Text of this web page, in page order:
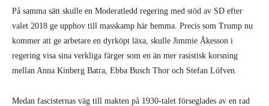
På samma sätt skulle en Moderatledd regering med stöd av SD efter
valet 2018 ge upphov till masskamp här hemma. Precis som Trump nu
kommer att ge arbetare en dyrköpt läxa, skulle Jimmie Åkesson i
regering visa sina verkliga färger som en än mer rasistisk korsning
mellan Anna Kinberg Batra, Ebba Busch Thor och Stefan Löfven.
Medan fascisternas väg till makten på 1930-talet förseglades av en rad